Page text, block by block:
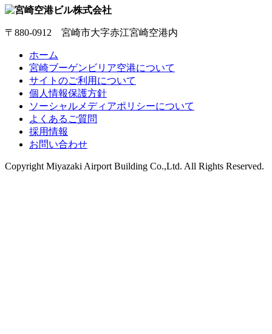
〒880-0912 宮崎市大字赤江宮崎空港内
ホーム
宮崎ブーゲンビリア空港について
サイトのご利用について
個人情報保護方針
ソーシャルメディアポリシーについて
よくあるご質問
採用情報
お問い合わせ
Copyright Miyazaki Airport Building Co.,Ltd. All Rights Reserved.